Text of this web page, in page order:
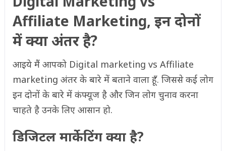
Affiliate Marketing, इन दोनों
में क्या अंतर है?
आइये मैं आपको Digital marketing vs Affiliate
marketing अंतर के बारे में बताने वाला हूँ. जिससे कई लोग
इन दोनों के बारे में कंफ्यूज है और जिन लोग चुनाव करना
चाहते है उनके लिए आसान हो.
डिजिटल मार्केटिंग क्या है?